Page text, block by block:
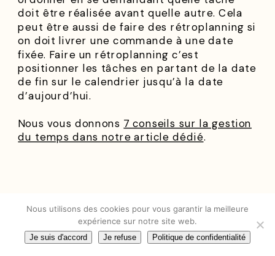
doit être réalisée avant quelle autre. Cela
peut être aussi de faire des rétroplanning si
on doit livrer une commande à une date
fixée. Faire un rétroplanning c’est
positionner les tâches en partant de la date
de fin sur le calendrier jusqu’à la date
d’aujourd’hui.
Nous vous donnons 7 conseils sur la gestion
du temps dans notre article dédié.
Vous êtes 100%
Nous utilisons des cookies pour vous garantir la meilleure
expérience sur notre site web.
Je suis d'accord Je refuse Politique de confidentialité